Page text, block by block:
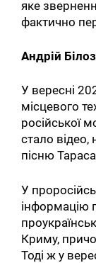
яке
фактично
Андрій
У вересні
місцевого
російської
стало відео,
пісню
У
інформацію
Криму,
Тоді ж у